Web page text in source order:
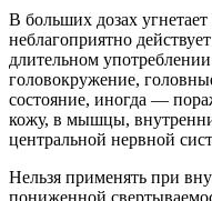
В больших дозах
неблагоприятно
длительном
головокружение,
состояние, иногда —
кожу, в мышцы,
центральной нервной
Нельзя применять при
пониженной